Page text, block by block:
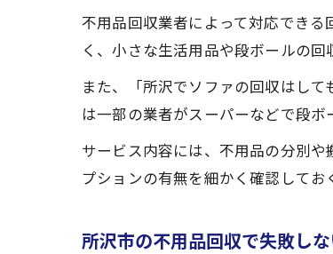
不用品回収業者によって対応でき
く、小さな生活用品や段ボールの回
また、「所沢でソファの回収はし
は一部の業者がスーパーなどで段ボ
サービス内容には、不用品の分別
プションの有無を細かく確認してお
所沢市の不用品回収で失敗し